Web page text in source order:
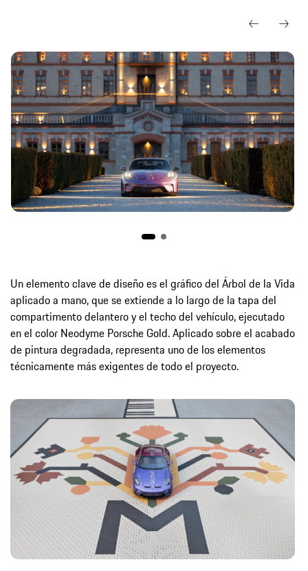
Un elemento clave de diseño es el gráfico del Árbol de la Vida
aplicado a mano, que se extiende a lo largo de la tapa del
compartimento delantero y el techo del vehículo, ejecutado
en el color Neodyme Porsche Gold. Aplicado sobre el acabado
de pintura degradada, representa uno de los elementos
técnicamente más exigentes de todo el proyecto.